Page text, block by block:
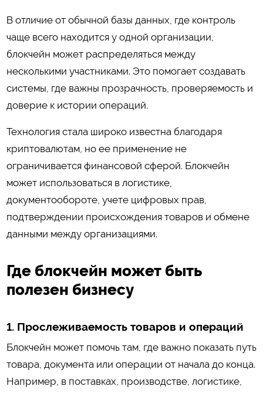
В отличие от обычной базы данных, где контроль
чаще всего находится у одной организации,
блокчейн может распределяться между
несколькими участниками. Это помогает создавать
системы, где важны прозрачность, проверяемость и
доверие к истории операций.
Технология стала широко известна благодаря
криптовалютам, но ее применение не
ограничивается финансовой сферой. Блокчейн
может использоваться в логистике,
документообороте, учете цифровых прав,
подтверждении происхождения товаров и обмене
данными между организациями.
Где блокчейн может быть
полезен бизнесу
1. Прослеживаемость товаров и операций
Блокчейн может помочь там, где важно показать путь
товара, документа или операции от начала до конца.
Например, в поставках, производстве, логистике,